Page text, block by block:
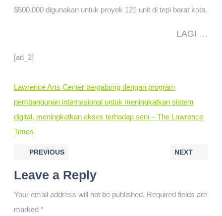
$500.000 digunakan untuk proyek 121 unit di tepi barat kota.
LAGI …
[ad_2]
Lawrence Arts Center bergabung dengan program
pembangunan internasional untuk meningkatkan sistem
digital, meningkatkan akses terhadap seni – The Lawrence
Times
PREVIOUS NEXT
Leave a Reply
Your email address will not be published. Required fields are
marked *